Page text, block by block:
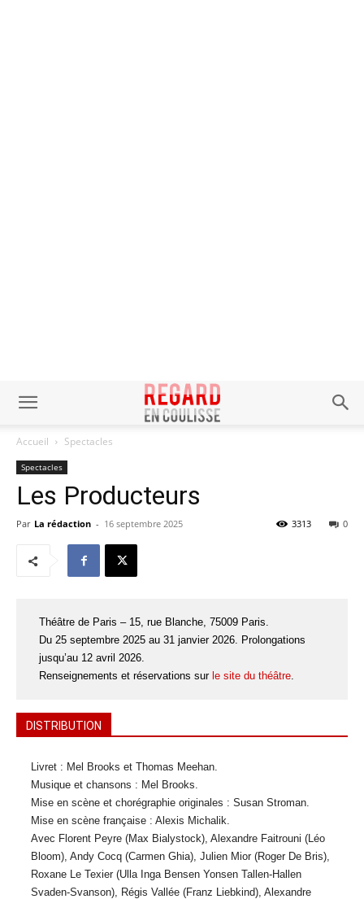
Accueil Spectacles
Spectacles
Les Producteurs
Par La rédaction - 16 septembre 2025 0
3313
Théâtre de Paris – 15, rue Blanche, 75009 Paris.
Du 25 septembre 2025 au 31 janvier 2026. Prolongations
jusqu’au 12 avril 2026.
Renseignements et réservations sur le site du théâtre.
DISTRIBUTION
Livret : Mel Brooks et Thomas Meehan.
Musique et chansons : Mel Brooks.
Mise en scène et chorégraphie originales : Susan Stroman.
Mise en scène française : Alexis Michalik.
Avec Florent Peyre (Max Bialystock), Alexandre Faitrouni (Léo
Bloom), Andy Cocq (Carmen Ghia), Julien Mior (Roger De Bris),
Roxane Le Texier (Ulla Inga Bensen Yonsen Tallen-Hallen
Svaden-Svanson), Régis Vallée (Franz Liebkind), Alexandre